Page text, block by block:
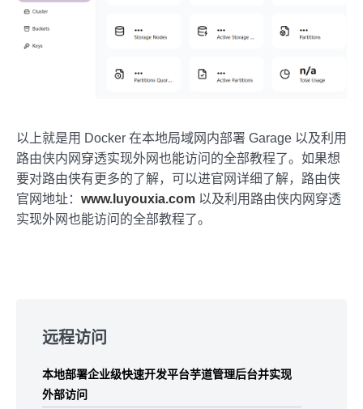
以上就是用 Docker 在本地局域网内部署 Garage 以及利用
路由侠内网穿透实现外网也能访问的全部教程了。如果想
要对路由侠有更多的了解，可以进官网详细了解，路由侠
官网地址： www.luyouxia.com 以及利用路由侠内网穿透
实现外网也能访问的全部教程了。
footer
远程访问
本地部署企业级快速开发平台芋道管理后台并实现
外部访问